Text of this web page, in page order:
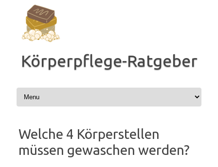
Inhalt
springen
Körperpflege-Ratgeber
Welche 4 Körperstellen
müssen gewaschen werden?